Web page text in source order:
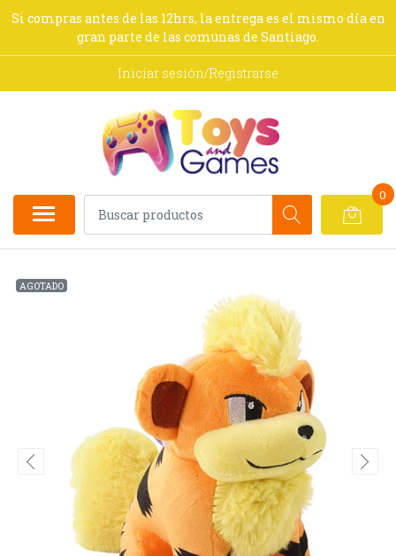
Si compras antes de las 12hrs, la entrega es el mismo día en
gran parte de las comunas de Santiago.
Iniciar sesión/Registrarse
0
AGOTADO